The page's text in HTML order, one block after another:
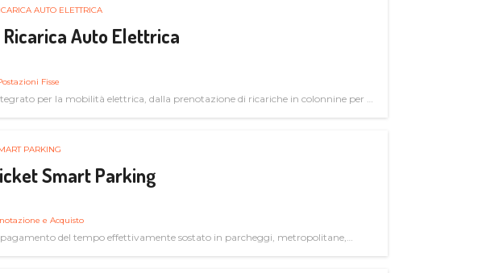
AUTO ELETTRICA
Ricarica Auto Elettrica
Fisse
per la mobilità elettrica, dalla prenotazione di ricariche in colonnine per il
PARKING
Smart Parking
e Acquisto
del tempo effettivamente sostato in parcheggi, metropolitane,